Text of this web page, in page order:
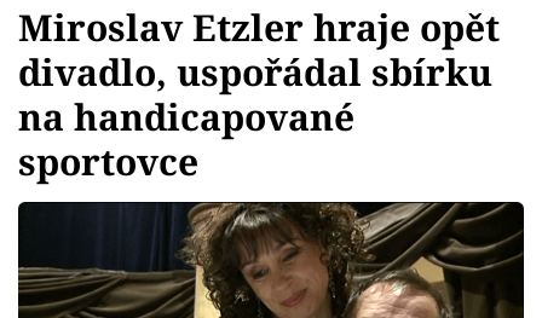
Témata
Showbyznys
Youtubeři
Virály
Miroslav Etzler hraje opět
divadlo, uspořádal sbírku
na handicapované
sportovce